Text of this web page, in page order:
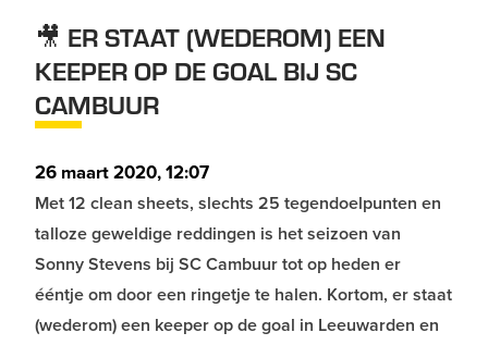
🎥 ER STAAT (WEDEROM) EEN
KEEPER OP DE GOAL BIJ SC
CAMBUUR
26 maart 2020, 12:07
Met 12 clean sheets, slechts 25 tegendoelpunten en
talloze geweldige reddingen is het seizoen van
Sonny Stevens bij SC Cambuur tot op heden er
ééntje om door een ringetje te halen. Kortom, er staat
(wederom) een keeper op de goal in Leeuwarden en